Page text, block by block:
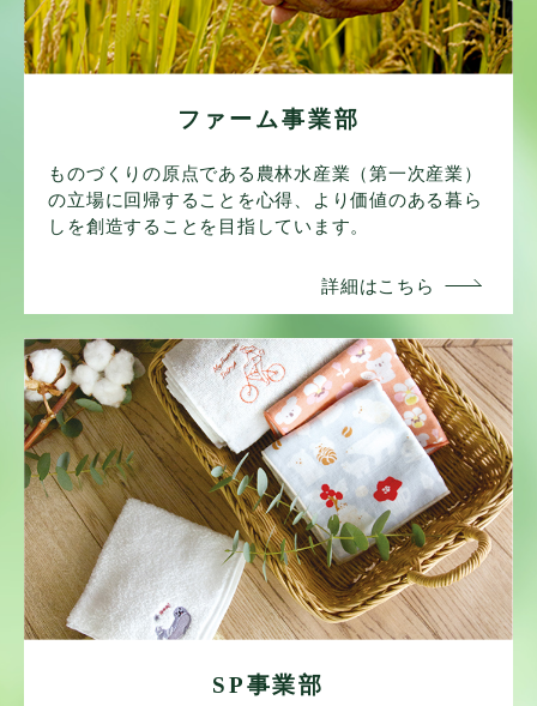
ファーム事業部
ものづくりの原点である農林水産業（第一次産業）
の立場に回帰することを心得、より価値のある暮ら
しを創造することを目指しています。
SP事業部